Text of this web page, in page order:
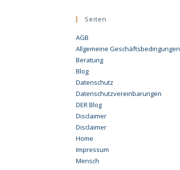
Seiten
AGB
Allgemeine Geschäftsbedingungen
Beratung
Blog
Datenschutz
Datenschutzvereinbarungen
DER Blog
Disclaimer
Disclaimer
Home
Impressum
Mensch